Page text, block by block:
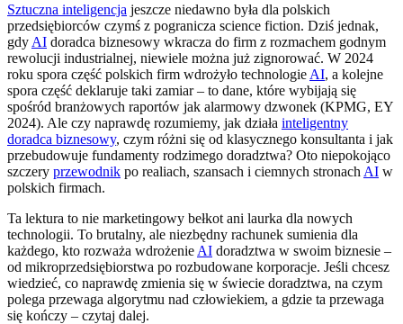
Sztuczna inteligencja jeszcze niedawno była dla polskich
przedsiębiorców czymś z pogranicza science fiction. Dziś jednak,
gdy AI doradca biznesowy wkracza do firm z rozmachem godnym
rewolucji industrialnej, niewiele można już zignorować. W 2024
roku spora część polskich firm wdrożyło technologie AI, a kolejne
spora część deklaruje taki zamiar – to dane, które wybijają się
spośród branżowych raportów jak alarmowy dzwonek (KPMG, EY
2024). Ale czy naprawdę rozumiemy, jak działa inteligentny
doradca biznesowy, czym różni się od klasycznego konsultanta i jak
przebudowuje fundamenty rodzimego doradztwa? Oto niepokojąco
szczery przewodnik po realiach, szansach i ciemnych stronach AI w
polskich firmach.
Ta lektura to nie marketingowy bełkot ani laurka dla nowych
technologii. To brutalny, ale niezbędny rachunek sumienia dla
każdego, kto rozważa wdrożenie AI doradztwa w swoim biznesie –
od mikroprzedsiębiorstwa po rozbudowane korporacje. Jeśli chcesz
wiedzieć, co naprawdę zmienia się w świecie doradztwa, na czym
polega przewaga algorytmu nad człowiekiem, a gdzie ta przewaga
się kończy – czytaj dalej.